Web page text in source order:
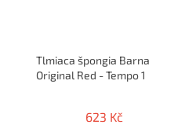
Tlmiaca špongia Barna
Original Red - Tempo 1
623 Kč